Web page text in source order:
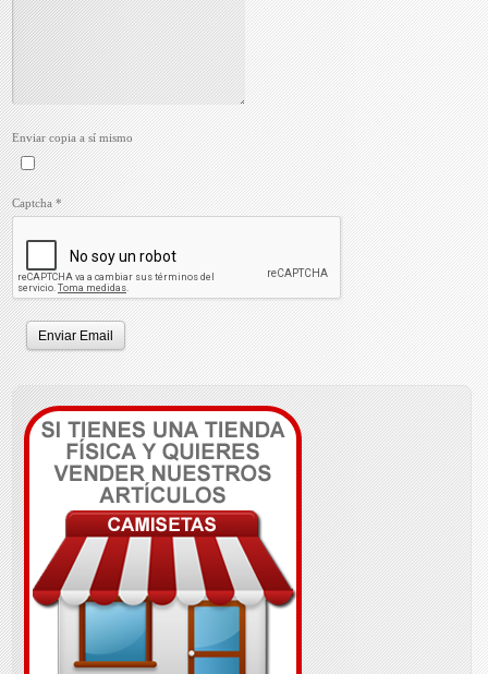
Enviar copia a sí mismo
Captcha*
Enviar Email